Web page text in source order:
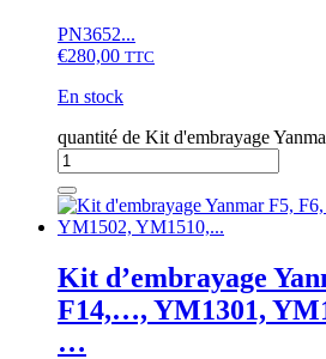
PN3652...
€280,00 TTC
En stock
quantité de Kit d'embrayage
Kit d’embrayage
F14,…, YM1301,
…